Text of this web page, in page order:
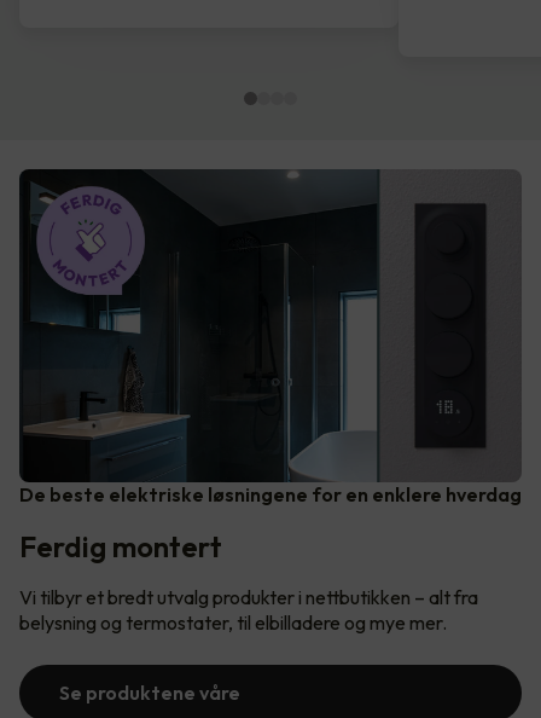
De beste elektriske løsningene for en enklere hverdag
Ferdig montert
Vi tilbyr et bredt utvalg produkter i nettbutikken – alt fra
belysning og termostater, til elbilladere og mye mer.
Se produktene våre